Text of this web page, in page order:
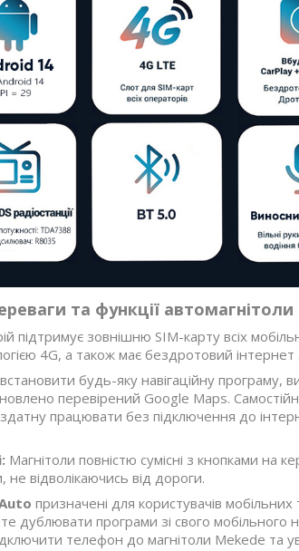
та функції автомагнітоли
підтримує зовнішню SIM-карту всіх
4G, а також має бездротовий інтернет
будь-яку навігаційну програму,
перевірений Google Maps.
працювати без підключення до
Магнітоли повністю сумісні з кнопками на
відволікаючись від дороги.
призначені для користувачів
дублювати програми зі свого мобільного
телефон до магнітоли Mekede та